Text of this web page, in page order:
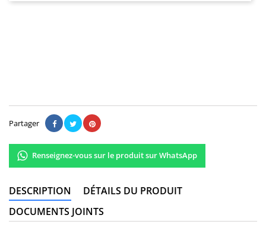
Partager
Renseignez-vous sur le produit sur WhatsApp
DESCRIPTION
DÉTAILS DU PRODUIT
DOCUMENTS JOINTS